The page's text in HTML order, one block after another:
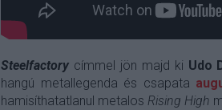
Steelfactory címmel jön majd ki Udo
hangú metallegenda és csapata
hamisíthatatlanul metalos Rising High